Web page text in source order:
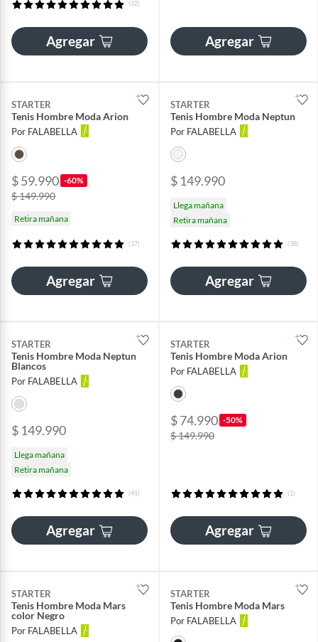
(32)
Agregar Agregar
STARTER
Tenis Hombre Moda Arion
Por FALABELLA
$ 59.990 -60%
$ 149.990
Retira mañana
(17)
Agregar
STARTER
Tenis Hombre Moda Neptun
Por FALABELLA
$ 149.990
Llega mañana
Retira mañana
(38)
Agregar
STARTER
Tenis Hombre Moda Neptun
Blancos
Por FALABELLA
$ 149.990
Llega mañana
Retira mañana
(41)
Agregar
STARTER
Tenis Hombre Moda Arion
Por FALABELLA
$ 74.990 -50%
$ 149.990
(1)
Agregar
STARTER
Tenis Hombre Moda Mars
color Negro
Por FALABELLA
STARTER
Tenis Hombre Moda Mars
Por FALABELLA